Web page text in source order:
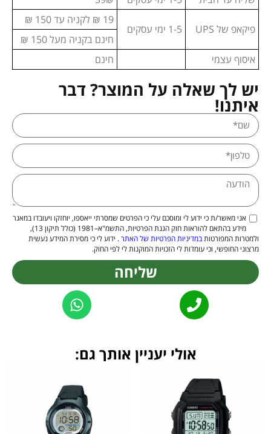
פיקאפ של UPS 1-5 ימי עסקים
19 ₪ לקניה עד 150 ₪
חינם בקניה מעל 150 ₪
איסוף עצמי
חינם
יש לך שאלה על המוצר? דבר
איתנו!
אני מאשר/ת כי ידוע לי ומוסכם עלי כי הפרטים שמסרתי ייאספו, יוחזקו ויעובדו במאגר
מידע בהתאם להוראות חוק הגנת הפרטיות, התשמ"א–1981 (כולל תיקון 13),
ולמטרות המפורטותבמדיניות הפרטיות של האתר. ידוע לי כי מסירת המידע נעשית
מרצוני החופשי, וכי עומדות לי הזכויות המוקנות לי לפי החוק.
שליחה
אולי יעניין אותך גם: